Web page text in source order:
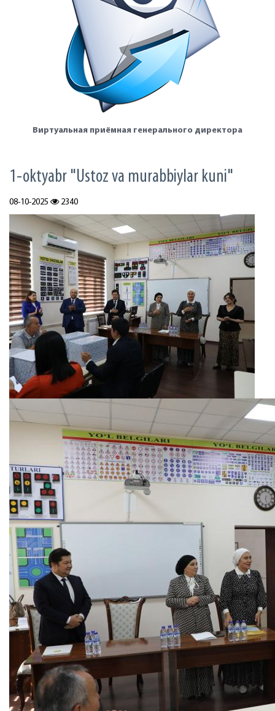
Виртуальная приёмная генерального директора
1-oktyabr "Ustoz va murabbiylar kuni"
08-10-2025 2340